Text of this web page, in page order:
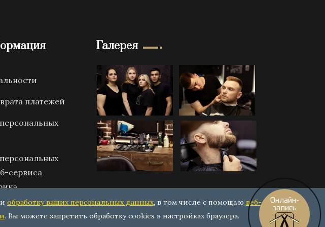
платежей
сервиса
Галерея
обработку ваших персональных данных, в том числе с помощью веб-
. Вы можете запретить обработку cookies в настройках браузера.
Онлайн-
запись